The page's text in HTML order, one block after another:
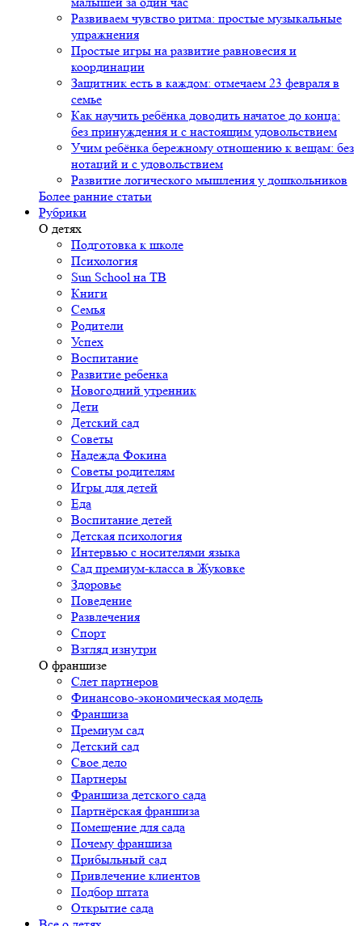
Развиваем чувство ритма: простые музыкальные
упражнения
Простые игры на развитие равновесия и
координации
Защитник есть в каждом: отмечаем 23 февраля в
семье
Как научить ребёнка доводить начатое до конца:
без принуждения и с настоящим удовольствием
Учим ребёнка бережному отношению к вещам: без
нотаций и с удовольствием
Развитие логического мышления у дошкольников
Более ранние статьи
Рубрики
О детях
Подготовка к школе
Психология
Sun School на ТВ
Книги
Семья
Родители
Успех
Воспитание
Развитие ребенка
Новогодний утренник
Дети
Детский сад
Советы
Надежда Фокина
Советы родителям
Игры для детей
Еда
Воспитание детей
Детская психология
Интервью с носителями языка
Сад премиум-класса в Жуковке
Здоровье
Поведение
Развлечения
Спорт
Взгляд изнутри
О франшизе
Слет партнеров
Финансово-экономическая модель
Франшиза
Премиум сад
Детский сад
Свое дело
Партнеры
Франшиза детского сада
Партнёрская франшиза
Помещение для сада
Почему франшиза
Прибыльный сад
Привлечение клиентов
Подбор штата
Открытие сада